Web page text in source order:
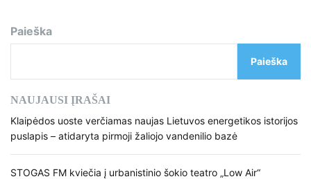
Paieška
Paieška
NAUJAUSI ĮRAŠAI
Klaipėdos uoste verčiamas naujas Lietuvos energetikos istorijos
puslapis – atidaryta pirmoji žaliojo vandenilio bazė
STOGAS FM kviečia į urbanistinio šokio teatro „Low Air“